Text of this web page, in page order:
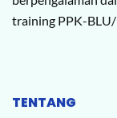
training PPK-
TENTANG